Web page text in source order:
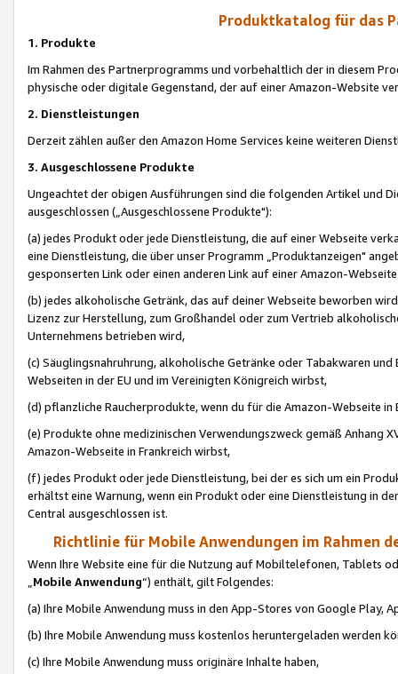
Produktkatalog für das
1. Produkte
Im Rahmen des Partnerprogramms und vorbehaltlich der in diesem
physische oder digitale Gegenstand, der auf einer Amazon-Website
2. Dienstleistungen
Derzeit zählen außer den Amazon Home Services keine weiteren
3. Ausgeschlossene Produkte
Ungeachtet der obigen Ausführungen sind die folgenden Artikel und
ausgeschlossen („Ausgeschlossene Produkte"):
(a) jedes Produkt oder jede Dienstleistung, die auf einer Webseite
eine Dienstleistung, die über unser Programm „Produktanzeigen"
gesponserten Link oder einen anderen Link auf einer Amazon-
(b) jedes alkoholische Getränk, das auf deiner Webseite beworben
Lizenz zur Herstellung, zum Großhandel oder zum Vertrieb
Unternehmens betrieben wird,
(c) Säuglingsnahruhrung, alkoholische Getränke oder Tabakwaren
Webseiten in der EU und im Vereinigten Königreich wirbst,
(d) pflanzliche Raucherprodukte, wenn du für die Amazon-Webseite in
(e) Produkte ohne medizinischen Verwendungszweck gemäß Anhang
Amazon-Webseite in Frankreich wirbst,
(f) jedes Produkt oder jede Dienstleistung, bei der es sich um ein
erhältst eine Warnung, wenn ein Produkt oder eine Dienstleistung in
Central ausgeschlossen ist.
Richtlinie für Mobile Anwendungen im Rahmen
Wenn Ihre Website eine für die Nutzung auf Mobiltelefonen, Tablets
„Mobile Anwendung“) enthält, gilt Folgendes:
(a) Ihre Mobile Anwendung muss in den App-Stores von Google Play,
(b) Ihre Mobile Anwendung muss kostenlos heruntergeladen werden
(c) Ihre Mobile Anwendung muss originäre Inhalte haben,